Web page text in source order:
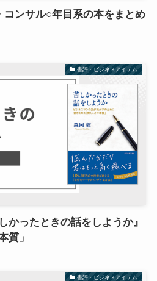
コンサル○年目系の本をまとめ
書評・ビジネスアイテム
かったときの話をしようか』
質」
書評・ビジネスアイテム